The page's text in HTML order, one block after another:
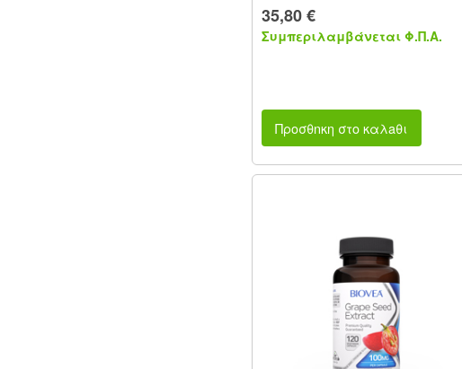
35,80 €
Συμπεριλαμβάνεται Φ.Π.Α.
Προσθnκη στο καλaθι